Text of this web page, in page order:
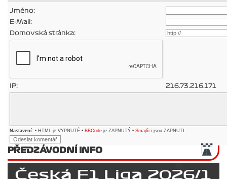
Jméno:
E-Mail:
Domovská stránka:
IP: 216.73.216.171
Nastavení: • HTML je VYPNUTÉ • BBCode je ZAPNUTÝ • Smajlíci jsou ZAPNUTI
PŘEDZÁVODNÍ INFO